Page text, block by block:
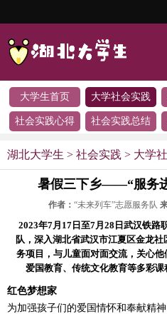
大学生首页 大学社会实践
社会实践心得 社会实践总结
湖北大学生 > 社会实践 > 大学
暑假三下乡——“服务
作者： “未来列车”志愿服务队
2023年7月17日至7月28日武汉铁路
队，深入湖北省武汉市江夏区金龙
务项目，与儿童面对面交流，关心他
爱国教育、传统文化教育等多彩课
红色梦想家
为加强孩子们的爱国情怀和奉献精